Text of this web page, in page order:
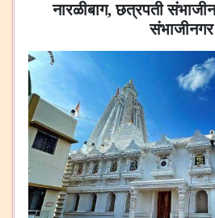
नारळीबाग, छत्रपती
संभाजीनगर